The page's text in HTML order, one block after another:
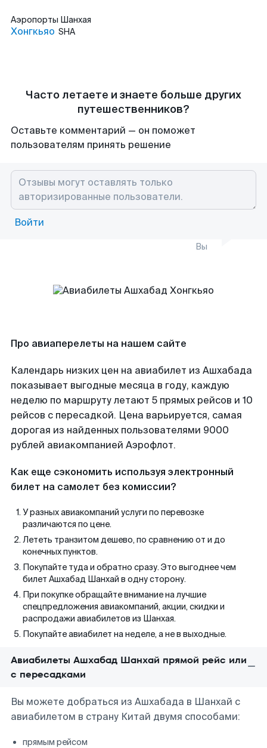
Аэропорты Шанхая
Хонгкьяо SHA
Часто летаете и знаете больше других
путешественников?
Оставьте комментарий — он поможет
пользователям принять решение
Войти
Вы
Про авиаперелеты на нашем сайте
Календарь низких цен на авиабилет из Ашхабада
показывает выгодные месяца в году, каждую
неделю по маршруту летают 5 прямых рейсов и 10
рейсов с пересадкой. Цена варьируется, самая
дорогая из найденных пользователями 9000
рублей авиакомпанией Аэрофлот.
Как еще сэкономить используя электронный
билет на самолет без комиссии?
У разных авиакомпаний услуги по перевозке
различаются по цене.
Лететь транзитом дешево, по сравнению от и до
конечных пунктов.
Покупайте туда и обратно сразу. Это выгоднее чем
билет Ашхабад Шанхай в одну сторону.
При покупке обращайте внимание на лучшие
спецпредложения авиакомпаний, акции, скидки и
распродажи авиабилетов из Шанхая.
Покупайте авиабилет на неделе, а не в выходные.
Авиабилеты Ашхабад Шанхай прямой рейс или
с пересадками
Вы можете добраться из Ашхабада в Шанхай с
авиабилетом в страну Китай двумя способами:
прямым рейсом